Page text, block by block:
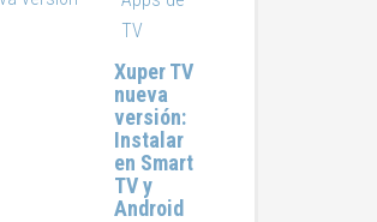
TV
Xuper TV
nueva
versión:
Instalar
en Smart
TV y
Android